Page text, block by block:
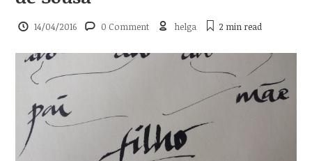
14/04/2016 0 Comment helga 2 minread